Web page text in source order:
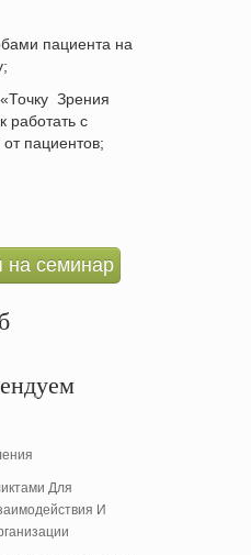
пациента на
«Точку Зрения
работать с
пациентов;
на семинар
Для
И